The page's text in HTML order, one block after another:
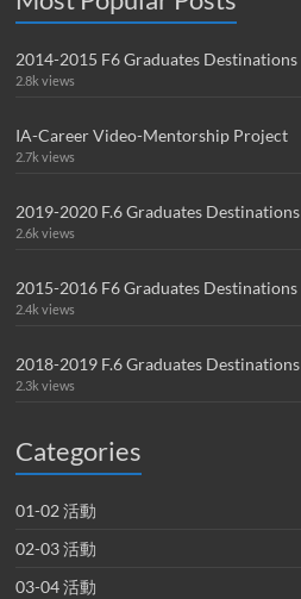
2014-2015 F6 Graduates Destinations
2.8k views
IA-Career Video-Mentorship Project
2.7k views
2019-2020 F.6 Graduates Destinations
2.6k views
2015-2016 F6 Graduates Destinations
2.4k views
2018-2019 F.6 Graduates Destinations
2.3k views
Categories
01-02 活動
02-03 活動
03-04 活動